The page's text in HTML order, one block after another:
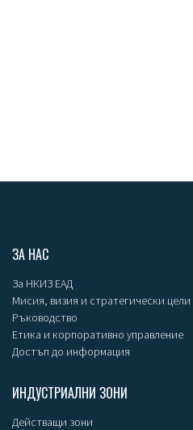
ЗА НАС
За НКИЗ ЕАД
Мисия, визия и стратегически цели
Ръководство
Етика и корпоративно управление
Достъп до информация
ИНДУСТРИАЛНИ ЗОНИ
Действащи зони